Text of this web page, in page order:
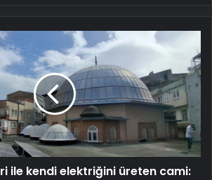
ile kendi elektriğini üreten cami: